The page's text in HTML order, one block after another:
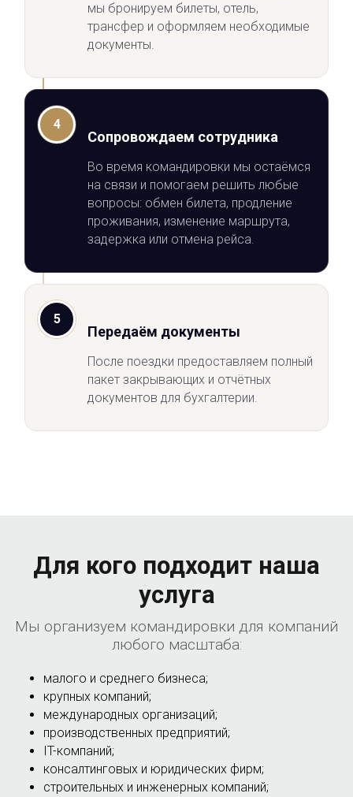
мы бронируем билеты, отель,
трансфер и оформляем необходимые
документы.
4
Сопровождаем сотрудника
Во время командировки мы остаёмся
на связи и помогаем решить любые
вопросы: обмен билета, продление
проживания, изменение маршрута,
задержка или отмена рейса.
5
Передаём документы
После поездки предоставляем полный
пакет закрывающих и отчётных
документов для бухгалтерии.
Для кого подходит наша
услуга
Мы организуем командировки для компаний
любого масштаба:
малого и среднего бизнеса;
крупных компаний;
международных организаций;
производственных предприятий;
IT-компаний;
консалтинговых и юридических фирм;
строительных и инженерных компаний;